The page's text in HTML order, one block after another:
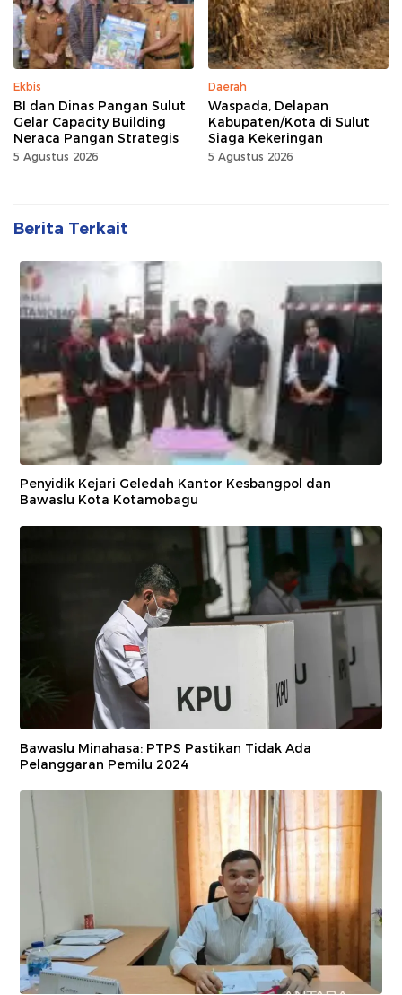
Ekbis
BI dan Dinas Pangan Sulut
Gelar Capacity Building
Neraca Pangan Strategis
5 Agustus 2026
Daerah
Waspada, Delapan
Kabupaten/Kota di Sulut
Siaga Kekeringan
5 Agustus 2026
Berita Terkait
Penyidik Kejari Geledah Kantor Kesbangpol dan
Bawaslu Kota Kotamobagu
Bawaslu Minahasa: PTPS Pastikan Tidak Ada
Pelanggaran Pemilu 2024